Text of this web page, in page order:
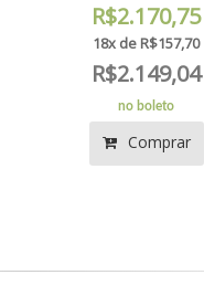
R$2.170,75
18x de R$157,70
R$2.149,04
no boleto
Comprar